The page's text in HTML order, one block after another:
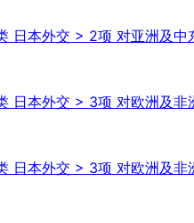
日本外交 > 2项 对亚洲及
日本外交 > 3项 对欧洲及
日本外交 > 3项 对欧洲及